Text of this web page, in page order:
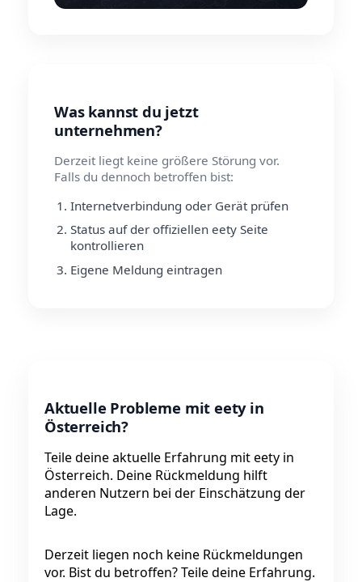
Was kannst du jetzt
unternehmen?
Derzeit liegt keine größere Störung vor.
Falls du dennoch betroffen bist:
Internetverbindung oder Gerät prüfen
Status auf der offiziellen eety Seite
kontrollieren
Eigene Meldung eintragen
Aktuelle Probleme mit eety in
Österreich?
Teile deine aktuelle Erfahrung mit eety in
Österreich. Deine Rückmeldung hilft
anderen Nutzern bei der Einschätzung der
Lage.
Derzeit liegen noch keine Rückmeldungen
vor. Bist du betroffen? Teile deine Erfahrung.